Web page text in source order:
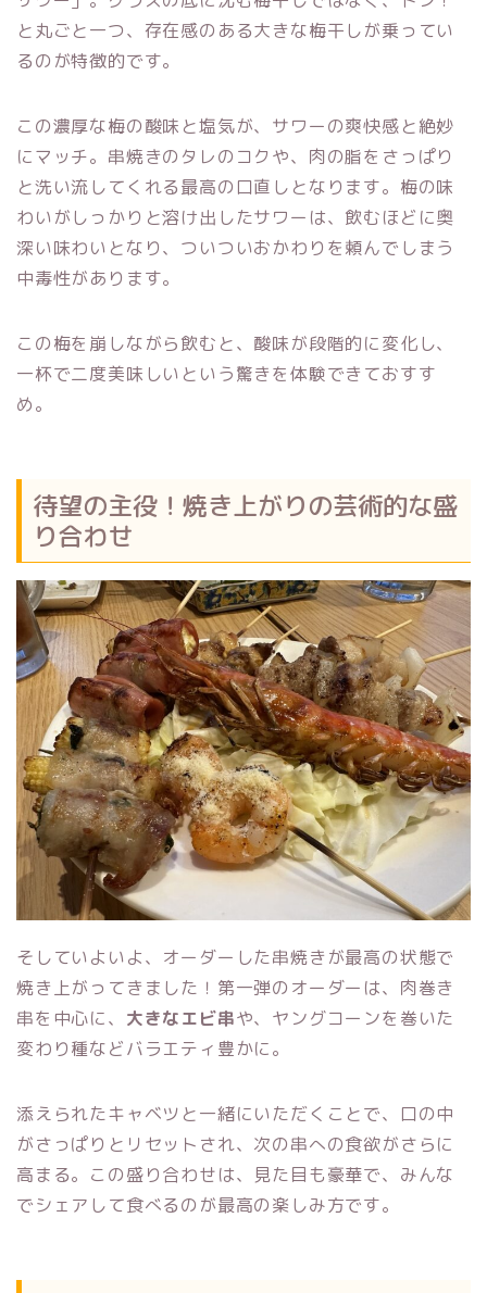
と丸ごと一つ、存在感のある大きな梅干しが乗ってい
るのが特徴的です。
この濃厚な梅の酸味と塩気が、サワーの爽快感と絶妙
にマッチ。串焼きのタレのコクや、肉の脂をさっぱり
と洗い流してくれる最高の口直しとなります。梅の味
わいがしっかりと溶け出したサワーは、飲むほどに奥
深い味わいとなり、ついついおかわりを頼んでしまう
中毒性があります。
この梅を崩しながら飲むと、酸味が段階的に変化し、
一杯で二度美味しいという驚きを体験できておすす
め。
待望の主役！焼き上がりの芸術的な盛
り合わせ
そしていよいよ、オーダーした串焼きが最高の状態で
焼き上がってきました！第一弾のオーダーは、肉巻き
串を中心に、 大きなエビ串や、ヤングコーンを巻いた
変わり種などバラエティ豊かに。
添えられたキャベツと一緒にいただくことで、口の中
がさっぱりとリセットされ、次の串への食欲がさらに
高まる。この盛り合わせは、見た目も豪華で、みんな
でシェアして食べるのが最高の楽しみ方です。